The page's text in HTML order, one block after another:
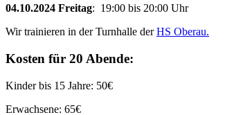
04.10.2024 Freitag: 19:00 bis 20:00 Uhr
Wir trainieren in der Turnhalle derHS Oberau.
Kosten für 20 Abende:
Kinder bis 15 Jahre: 50€
Erwachsene: 65€